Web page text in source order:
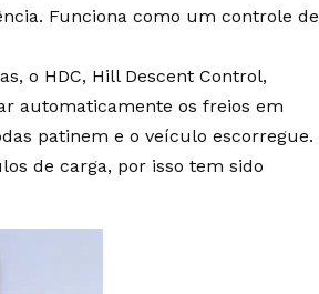
Funciona como um controle de
o HDC, Hill Descent Control,
automaticamente os freios em
patinem e o veículo escorregue.
de carga, por isso tem sido